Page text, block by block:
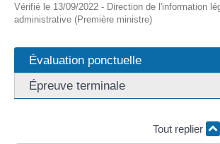
Vérifié le 13/09/2022 - Direction de l'information
administrative (Première ministre)
Évaluation ponctuelle
Épreuve terminale
Tout replier